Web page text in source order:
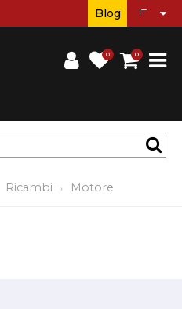
0 0
Blog
Ricambi Motore